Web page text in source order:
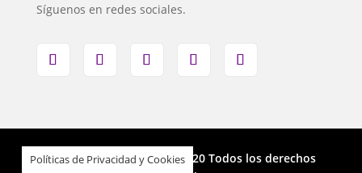
Síguenos en redes sociales.
Amathingshop.com | © 2020 Todos los derechos
Políticas de Privacidad y Cookies